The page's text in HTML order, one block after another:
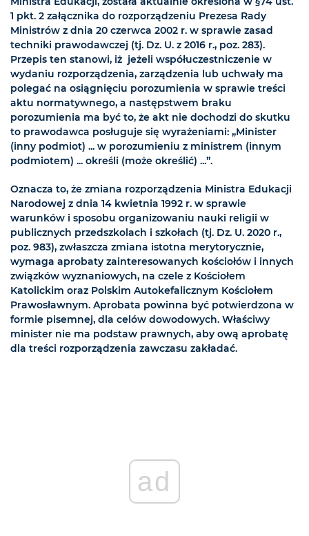
1 pkt. 2 załącznika do rozporządzeniu Prezesa Rady
Ministrów z dnia 20 czerwca 2002 r. w sprawie zasad
techniki prawodawczej (tj. Dz. U. z 2016 r., poz. 283).
Przepis ten stanowi, iż jeżeli współuczestniczenie w
wydaniu rozporządzenia, zarządzenia lub uchwały ma
polegać na osiągnięciu porozumienia w sprawie treści
aktu normatywnego, a następstwem braku
porozumienia ma być to, że akt nie dochodzi do skutku
to prawodawca posługuje się wyrażeniami: „Minister
(inny podmiot) ... w porozumieniu z ministrem (innym
podmiotem) ... określi (może określić) ...”.
Oznacza to, że zmiana rozporządzenia Ministra Edukacji
Narodowej z dnia 14 kwietnia 1992 r. w sprawie
warunków i sposobu organizowaniu nauki religii w
publicznych przedszkolach i szkołach (tj. Dz. U. 2020 r.,
poz. 983), zwłaszcza zmiana istotna merytorycznie,
wymaga aprobaty zainteresowanych kościołów i innych
związków wyznaniowych, na czele z Kościołem
Katolickim oraz Polskim Autokefalicznym Kościołem
Prawosławnym. Aprobata powinna być potwierdzona w
formie pisemnej, dla celów dowodowych. Właściwy
minister nie ma podstaw prawnych, aby ową aprobatę
dla treści rozporządzenia zawczasu zakładać.
ad